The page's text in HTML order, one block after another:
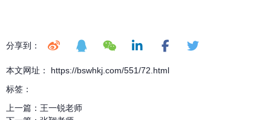
分享到：
本文网址： https://bswhkj.com/551/72.html
标签：
上一篇： 王一锐老师